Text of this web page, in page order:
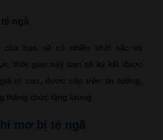
của bạn sẽ có nhiều khởi sắc và
thời gian này bạn sẽ ký kết được
trị cao, được cấp trên tin tưởng,
thăng chức tăng lương.
mơ bị té ngã